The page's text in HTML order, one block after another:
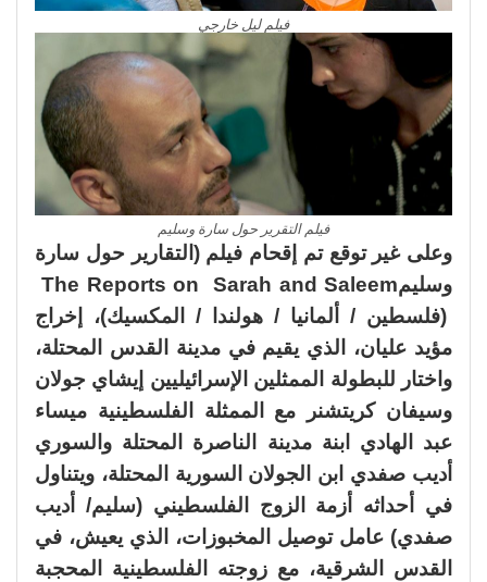
فيلم ليل خارجي
فيلم التقرير حول سارة وسليم
وعلى غير توقع تم إقحام فيلم (التقارير حول سارة
وسليمThe Reports on Sarah and Saleem
(فلسطين / ألمانيا / هولندا / المكسيك)، إخراج
مؤيد عليان، الذي يقيم في مدينة القدس المحتلة،
واختار للبطولة الممثلين الإسرائيليين إيشاي جولان
وسيفان كريتشنر مع الممثلة الفلسطينية ميساء
عبد الهادي ابنة مدينة الناصرة المحتلة والسوري
أديب صفدي ابن الجولان السورية المحتلة، ويتناول
في أحداثه أزمة الزوج الفلسطيني (سليم/ أديب
صفدي) عامل توصيل المخبوزات، الذي يعيش، في
القدس الشرقية، مع زوجته الفلسطينية المحجبة